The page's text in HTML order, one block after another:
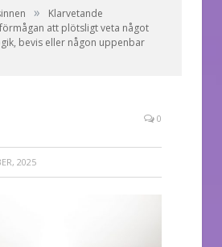
»
Klarvetande
att plötsligt veta något
bevis eller någon uppenbar
0
2025